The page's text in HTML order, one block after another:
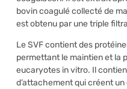
bovin coagulé collecté de
est obtenu par une triple
Le SVF contient des
permettant le maintien et la
eucaryotes in vitro. Il
d’attachement qui créent